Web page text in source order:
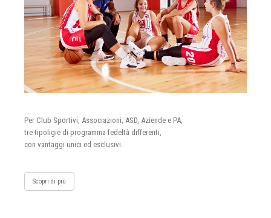
Per Club Sportivi, Associazioni, ASD, Aziende e PA,
tre tipoligie di programma fedeltà differenti,
con vantaggi unici ed esclusivi.
Scopri di più